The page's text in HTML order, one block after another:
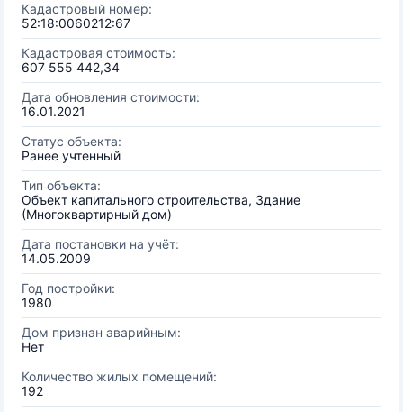
Кадастровый номер:
52:18:0060212:67
Кадастровая стоимость:
607 555 442,34
Дата обновления стоимости:
16.01.2021
Статус объекта:
Ранее учтенный
Тип объекта:
Объект капитального строительства, Здание
(Многоквартирный дом)
Дата постановки на учёт:
14.05.2009
Год постройки:
1980
Дом признан аварийным:
Нет
Количество жилых помещений:
192